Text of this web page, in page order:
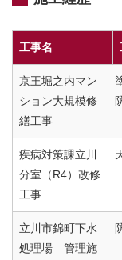
工事名
京王堀之内マン
ション大規模修
繕工事
疾病対策課立川
分室（R4）改修
工事
立川市錦町下水
処理場 管理施